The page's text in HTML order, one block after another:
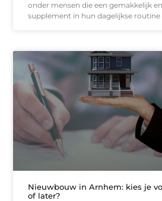
onder mensen die een gemakkelijk
supplement in hun dagelijkse
Nieuwbouw in Arnhem: kies je
of later?